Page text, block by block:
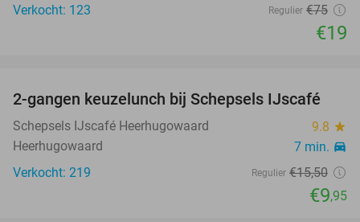
Verkocht: 123 Regulier €75
€19
36%
2-gangen keuzelunch bij Schepsels IJscafé
Schepsels IJscafé Heerhugowaard 9.8 star
Heerhugowaard 7 min. directions_car
Verkocht: 219 Regulier €15,50
€9,95